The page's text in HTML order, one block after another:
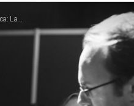
hoy en HIP2018